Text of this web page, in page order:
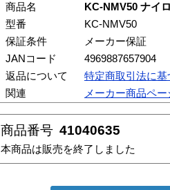
商品名
KC-NMV50 ナイ
型番
KC-NMV50
保証条件
メーカー保証
JANコード
4969887657904
返品について
特定商取引法に基
関連
メーカー商品ペー
商品番号 41040635
本商品は販売を終了しました